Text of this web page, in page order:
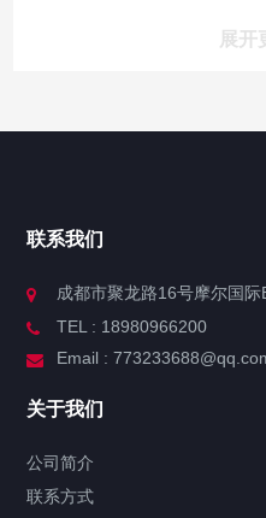
展开
联系我们
成都市聚龙路16号摩尔国
TEL : 18980966200
Email :
关于我们
公司简介
联系方式